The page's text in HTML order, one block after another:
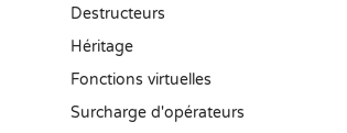
Destructeurs
Héritage
Fonctions virtuelles
Surcharge d'opérateurs